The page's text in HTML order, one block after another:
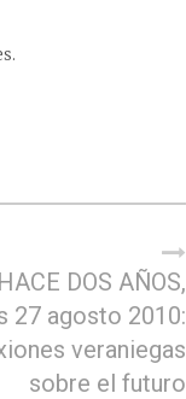
HACE DOS AÑOS,
27 agosto 2010:
veraniegas
sobre el futuro